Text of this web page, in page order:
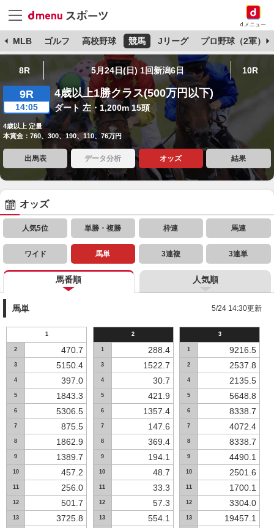
dメニュー
MLB ゴルフ 高校野球 競馬 Jリーグ プロ野球（2軍）
8R 5月24日(日) 1回新潟6日 10R
9R
14:05
4歳以上1勝クラス(500万円以下)
ダート 左・1,200m 15頭
4歳以上 定量
本賞金：760、300、190、110、76万円
出馬表 データ分析 オッズ 結果
オッズ
人気5位 単勝・複勝 枠連 馬連
ワイド 馬単 3連複 3連単
馬番順 人気順
馬単 5/24 14:30更新
1
2 470.7
3 5150.4
4 397.0
5 1843.3
6 5306.5
7 875.5
8 1862.9
9 1389.7
10 457.2
11 256.0
12 501.7
13 3725.8
2
1 288.4
3 1522.7
4 30.7
5 421.9
6 1357.4
7 147.6
8 369.4
9 194.1
10 48.7
11 33.3
12 57.3
13 554.1
3
1 9216.5
2 2537.8
4 2135.5
5 5648.8
6 8338.7
7 4072.4
8 8338.7
9 4490.1
10 2501.6
11 1700.1
12 3304.0
13 19457.1